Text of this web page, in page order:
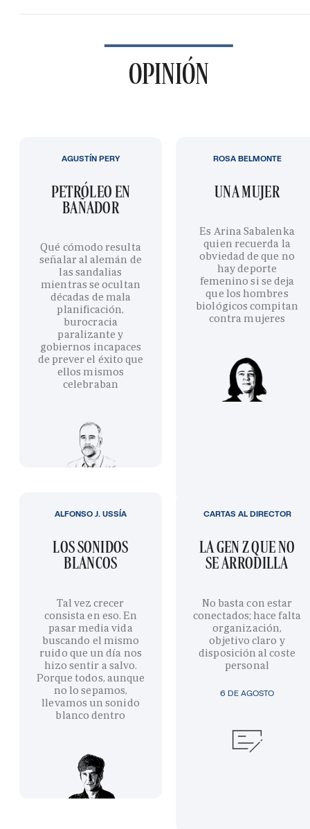
OPINIÓN
PETRÓLEO EN
BAÑADOR
Qué cómodo resulta
señalar al alemán de
las sandalias
mientras se ocultan
décadas de mala
planificación,
burocracia
paralizante y
gobiernos incapaces
de prever el éxito que
ellos mismos
celebraban
AGUSTÍN PERY
UNA MUJER
Es Arina Sabalenka
quien recuerda la
obviedad de que no
hay deporte
femenino si se deja
que los hombres
biológicos compitan
contra mujeres
ROSA BELMONTE
LOS SONIDOS
BLANCOS
Tal vez crecer
consista en eso. En
pasar media vida
buscando el mismo
ruido que un día nos
hizo sentir a salvo.
Porque todos, aunque
no lo sepamos,
llevamos un sonido
blanco dentro
ALFONSO J. USSÍA
6 DE AGOSTO
LA GEN Z QUE NO
SE ARRODILLA
No basta con estar
conectados; hace falta
organización,
objetivo claro y
disposición al coste
personal
CARTAS AL DIRECTOR